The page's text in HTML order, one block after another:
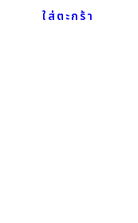
ใส่ตะกร้า